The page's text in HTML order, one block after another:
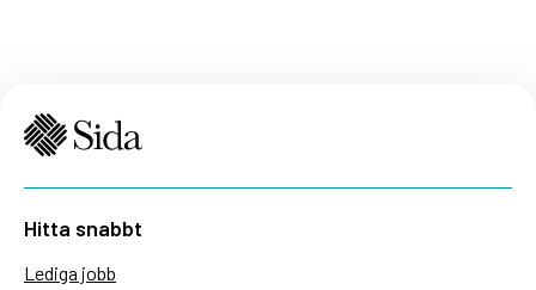
Hitta snabbt
Lediga jobb